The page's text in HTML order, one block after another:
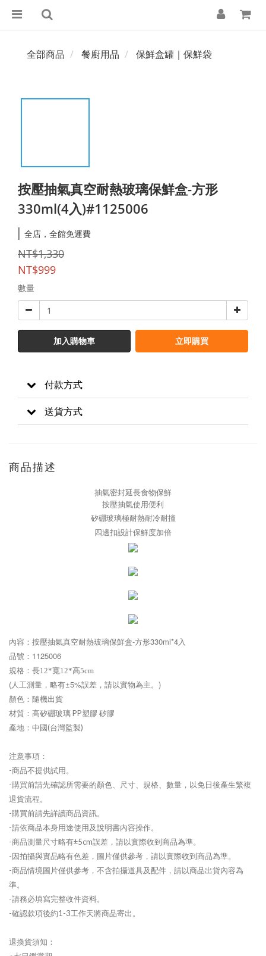
全部商品 餐廚用品 保鮮盒罐｜保鮮袋
按壓抽氣真空耐熱玻璃保鮮盒-方形
330ml(4入)#1125006
全店，全館免運費
NT$1,330
NT$999
數量
加入購物車 立即購買
付款方式
送貨方式
商品描述
抽氣密封延長食物保鮮
按壓抽氣使用便利
矽硼玻璃極耐熱耐冷耐撞
四邊扣設計保鮮度加倍
內容： 按壓抽氣真空耐熱玻璃保鮮盒-方形330ml*4入
品號： 1125006
規格： 長12*寬12*高5cm
(人工測量，略有±5%誤差，請以實物為主。)
顏色：隨機出貨
材質： 高矽硼玻璃 PP塑膠 矽膠
產地：中國(台灣監製)
注意事項：
-商品不提供試用。
-購買前請先確認所需要的顏色、尺寸、規格、數量，以免日後產生繁複
退貨流程。
-購買前請先詳讀商品資訊。
-請依商品本身用途使用及說明書內容操作。
-商品測量尺寸略有±5cm誤差，請以實際收到商品為準。
-因拍攝與實品略有色差，圖片僅供參考，請以實際收到商品為準。
-商品情境圖片僅供參考，不含拍攝道具及配件，請以商品出貨內容為
準。
-請務必填寫完整收件資料。
-確認款項後約1-3工作天將商品寄出。
退換貨須知：